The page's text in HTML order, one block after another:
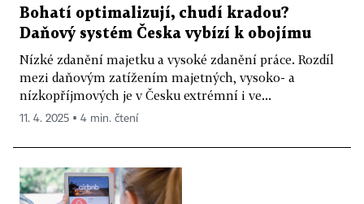
Bohatí optimalizují, chudí kradou?
Daňový systém Česka vybízí k obojímu
Nízké zdanění majetku a vysoké zdanění práce. Rozdíl
mezi daňovým zatížením majetných, vysoko- a
nízkopříjmových je v Česku extrémní i ve...
11. 4. 2025 ▪ 4 min. čtení